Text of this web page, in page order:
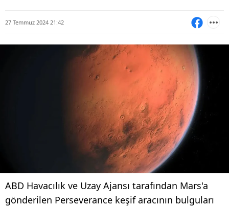
27 Temmuz 2024 21:42
ABD Havacılık ve Uzay Ajansı tarafından Mars'a
gönderilen Perseverance keşif aracının bulguları